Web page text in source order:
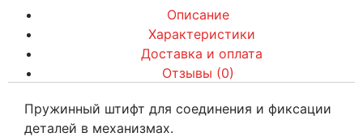
Описание
Характеристики
Доставка и оплата
Отзывы (0)
Пружинный штифт для соединения и фиксации
деталей в механизмах.